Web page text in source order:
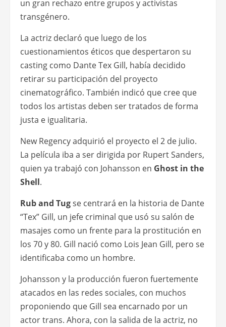
un gran rechazo entre grupos y activistas
transgénero.
La actriz declaró que luego de los
cuestionamientos éticos que despertaron su
casting como Dante Tex Gill, había decidido
retirar su participación del proyecto
cinematográfico. También indicó que cree que
todos los artistas deben ser tratados de forma
justa e igualitaria.
New Regency adquirió el proyecto el 2 de julio.
La película iba a ser dirigida por Rupert Sanders,
quien ya trabajó con Johansson en Ghost in the
Shell.
Rub and Tugse centrará en la historia de Dante
“Tex” Gill, un jefe criminal que usó su salón de
masajes como un frente para la prostitución en
los 70 y 80. Gill nació como Lois Jean Gill, pero se
identificaba como un hombre.
Johansson y la producción fueron fuertemente
atacados en las redes sociales, con muchos
proponiendo que Gill sea encarnado por un
actor trans. Ahora, con la salida de la actriz, no